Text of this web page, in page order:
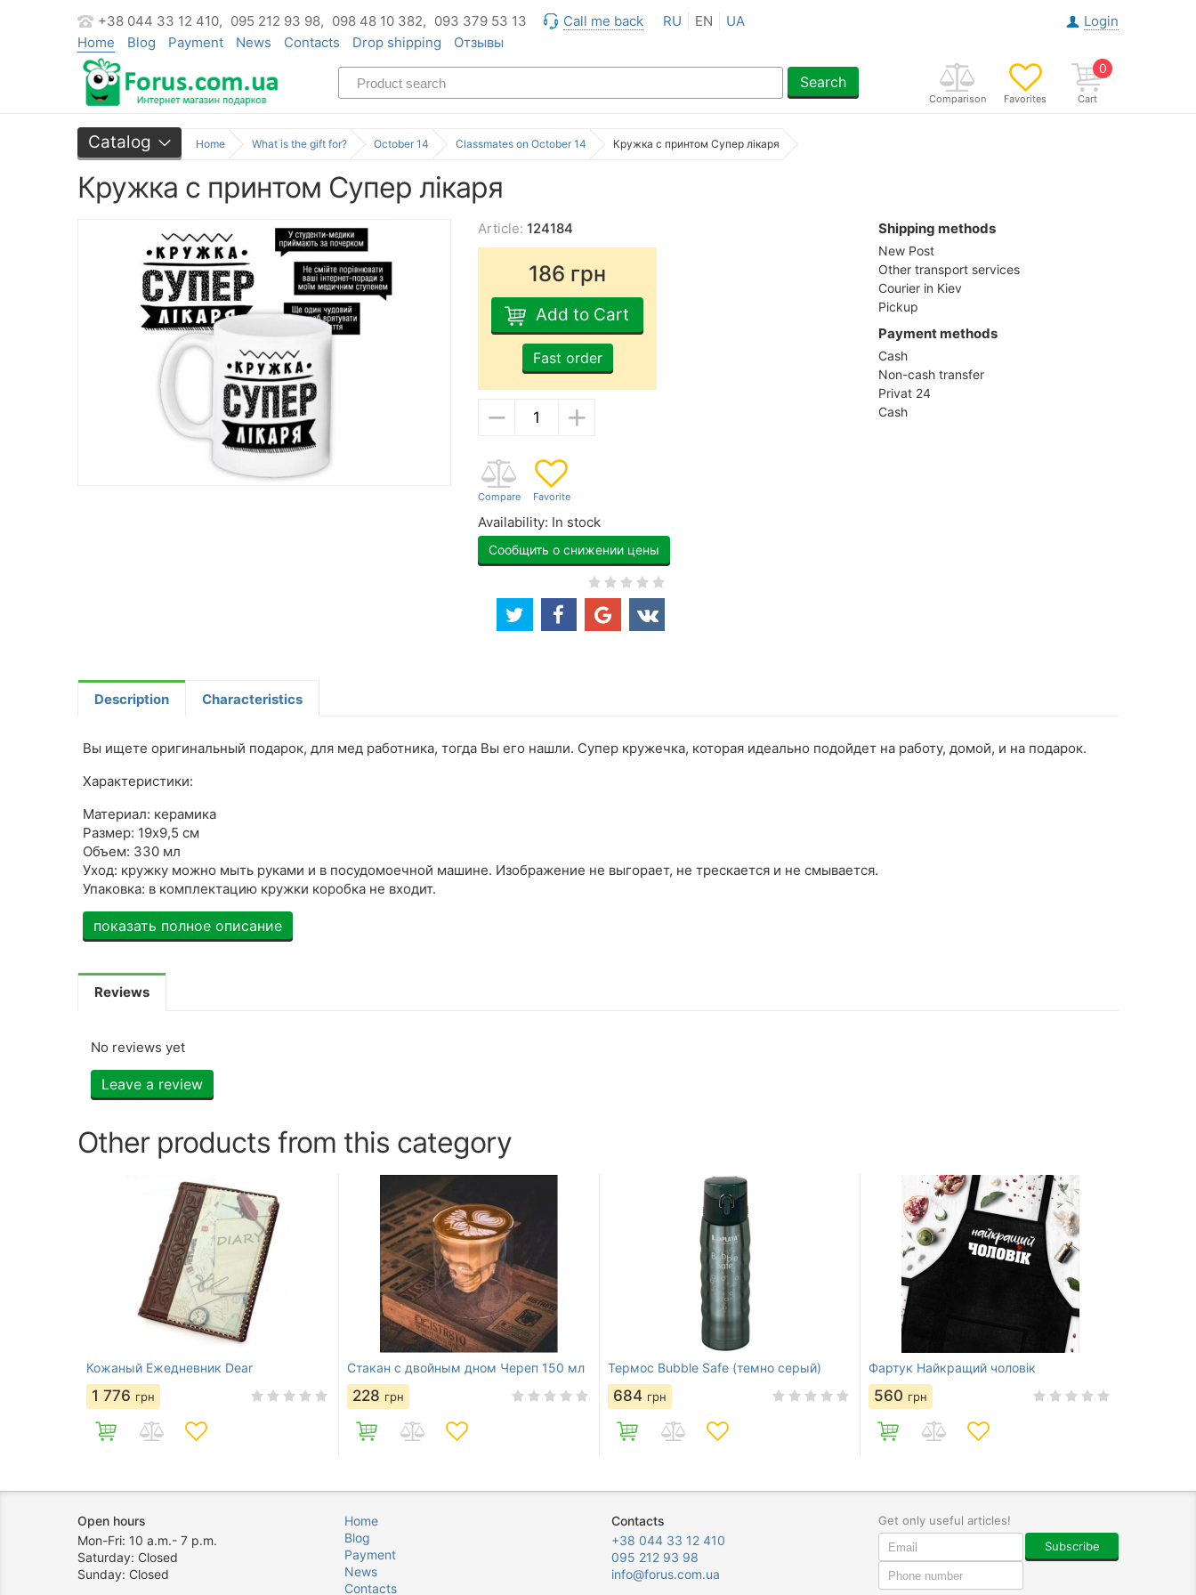
+38 044 33 12 410, 095 212 93 98, 098 48 10 382, 093 379 53 13 Call me back RU EN UA
Login
Home
Blog Payment News Contacts Drop shipping Отзывы
0
Cart
Favorites
Comparison
Search
Catalog Home What is the gift for? October 14 Classmates on October 14 Кружка с принтом Супер лікаря
Кружка с принтом Супер лікаря
Article: 124184
186 грн
Add to Cart
Fast order
− +
Availability: In stock
Сообщить о снижении цены
Shipping methods
New Post
Other transport services
Courier in Kiev
Pickup
Payment methods
Cash
Non-cash transfer
Privat 24
Cash
Description Characteristics
Вы ищете оригинальный подарок, для мед работника, тогда Вы его нашли. Супер кружечка, которая идеально подойдет на работу, домой, и на подарок.
Характеристики:
Материал: керамика
Размер: 19х9,5 см
Объем: 330 мл
Уход: кружку можно мыть руками и в посудомоечной машине. Изображение не выгорает, не трескается и не смывается.
Упаковка: в комплектацию кружки коробка не входит.
показать полное описание
Reviews
No reviews yet
Leave a review
Other products from this category
Кожаный Ежедневник Dear
1 776 грн
Стакан с двойным дном Череп 150 мл
228 грн
Термос Bubble Safe (темно серый)
684 грн
Фартук Найкращий чоловік
560 грн
Open hours
Mon-Fri: 10 a.m.- 7 p.m.
Saturday: Closed
Sunday: Closed
Home
Blog
Payment
News
Contacts
Contacts
+38 044 33 12 410
095 212 93 98
info@forus.com.ua
Get only useful articles!
Subscribe